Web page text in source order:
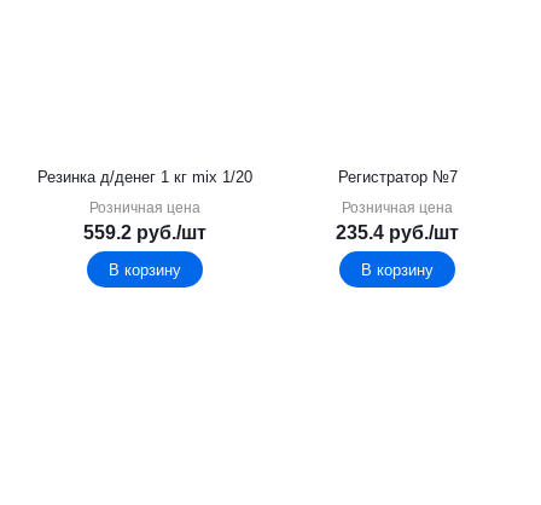
Резинка д/денег 1 кг mix 1/20
Розничная цена
559.2 руб./шт
В корзину
Регистратор №7
Розничная цена
235.4 руб./шт
В корзину